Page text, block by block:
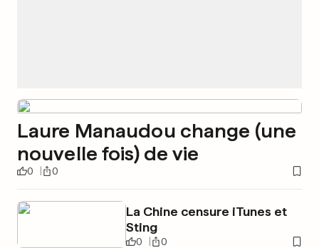
Laure Manaudou change (une
nouvelle fois) de vie
0 0
La Chine censure iTunes et
Sting
0 0